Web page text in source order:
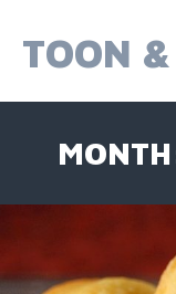
content
TOON